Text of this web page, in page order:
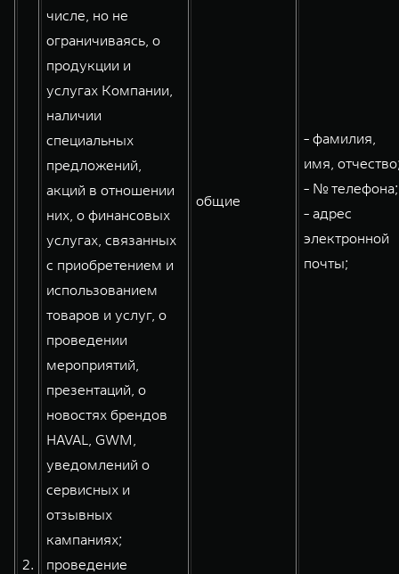
2.
числе, но не
ограничиваясь, о
продукции и
услугах Компании,
наличии
специальных
предложений,
акций в отношении
них, о финансовых
услугах, связанных
с приобретением и
использованием
товаров и услуг, о
проведении
мероприятий,
презентаций, о
новостях брендов
HAVAL, GWM,
уведомлений о
сервисных и
отзывных
кампаниях;
проведение
общие
- фамилия,
имя,
- № телефона;
- адрес
электронной
почты;